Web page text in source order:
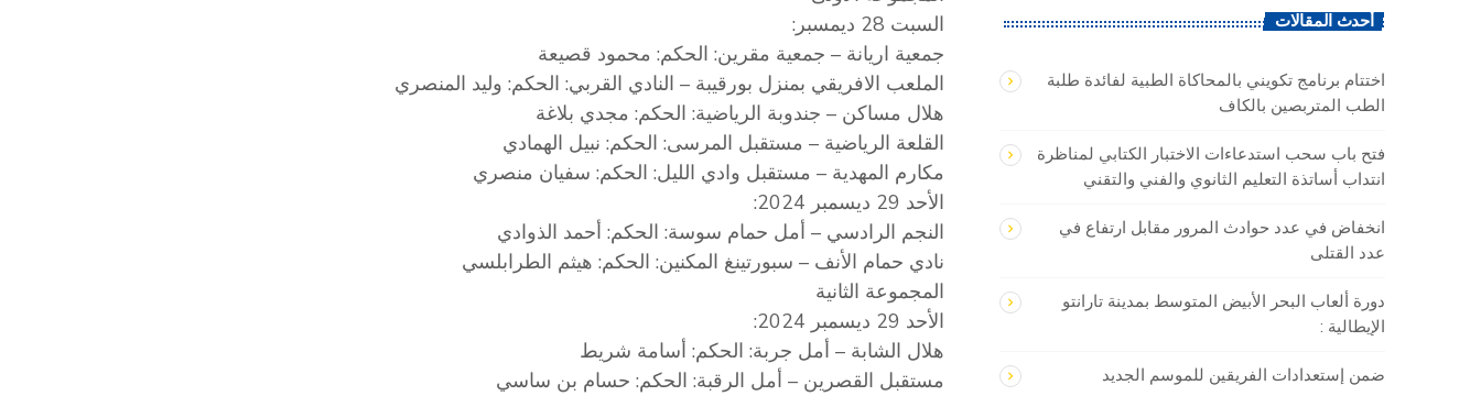
السبت 28 ديمسبر:
جمعية اريانة – جمعية مقرين: الحكم: محمود قصيعة
الملعب الافريقي بمنزل بورقيبة – النادي القربي: الحكم: وليد المنصري
هلال مساكن – جندوبة الرياضية: الحكم: مجدي بلاغة
القلعة الرياضية – مستقبل المرسى: الحكم: نبيل الهمادي
مكارم المهدية – مستقبل وادي الليل: الحكم: سفيان منصري
الأحد 29 ديسمبر 2024:
النجم الرادسي – أمل حمام سوسة: الحكم: أحمد الذوادي
نادي حمام الأنف – سبورتينغ المكنين: الحكم: هيثم الطرابلسي
المجموعة الثانية
الأحد 29 ديسمبر 2024:
هلال الشابة – أمل جربة: الحكم: أسامة شريط
مستقبل القصرين – أمل الرقبة: الحكم: حسام بن ساسي
أحدث المقالات
اختتام برنامج تكويني بالمحاكاة الطبية لفائدة طلبة
الطب المتربصين بالكاف
فتح باب سحب استدعاءات الاختبار الكتابي لمناظرة
انتداب أساتذة التعليم الثانوي والفني والتقني
انخفاض في عدد حوادث المرور مقابل ارتفاع في
عدد القتلى
دورة ألعاب البحر الأبيض المتوسط بمدينة تارانتو
الإيطالية :
ضمن إستعدادات الفريقين للموسم الجديد